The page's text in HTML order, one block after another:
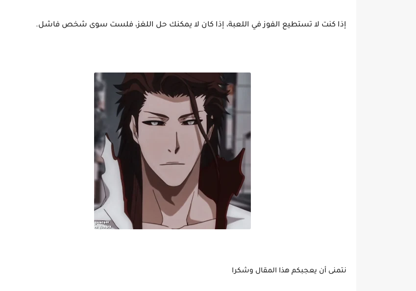
إذا كنت لا تستطيع الفوز في اللعبة، إذا كان لا يمكنك حل اللغز، فلست سوى شخص فاشل.
نتمنى أن يعجبكم هذا المقال وشكرا